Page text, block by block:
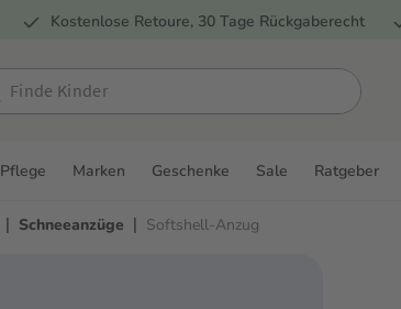
Kostenlose Retoure, 30 Tage Rückgaberecht
Pflege Marken Geschenke Sale Ratgeber
| Schneeanzüge | Softshell-Anzug